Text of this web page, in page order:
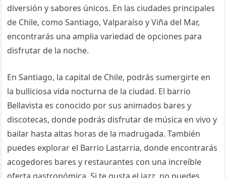
diversión y sabores únicos. En las ciudades principales
de Chile, como Santiago, Valparaíso y Viña del Mar,
encontrarás una amplia variedad de opciones para
disfrutar de la noche.
En Santiago, la capital de Chile, podrás sumergirte en
la bulliciosa vida nocturna de la ciudad. El barrio
Bellavista es conocido por sus animados bares y
discotecas, donde podrás disfrutar de música en vivo y
bailar hasta altas horas de la madrugada. También
puedes explorar el Barrio Lastarria, donde encontrarás
acogedores bares y restaurantes con una increíble